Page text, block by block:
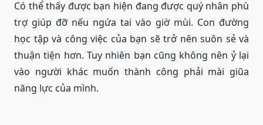
Có thể thấy được bạn hiện đang được quý nhân phù
trợ giúp đỡ nếu ngứa tai vào giờ mùi. Con đường
học tập và công việc của bạn sẽ trở nên suôn sẻ và
thuận tiện hơn. Tuy nhiên bạn cũng không nên ỷ lại
vào người khác muốn thành công phải mài giũa
năng lực của mình.